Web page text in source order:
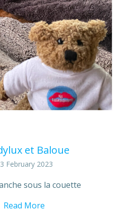
et Baloue
February 2023
sous la couette
Read More